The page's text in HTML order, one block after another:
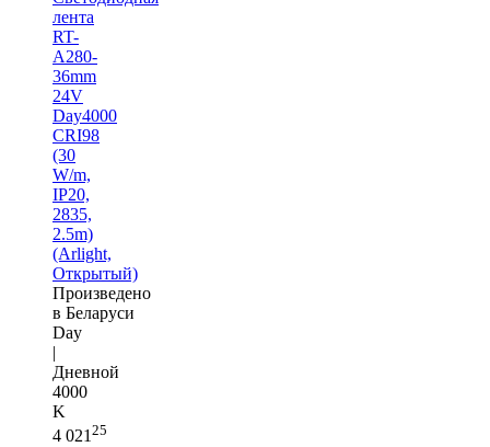
лента
RT-
A280-
36mm
24V
Day4000
CRI98
(30
W/m,
IP20,
2835,
2.5m)
(Arlight,
Открытый)
Произведено
в Беларуси
Day
|
Дневной
4000
K
4 021 25